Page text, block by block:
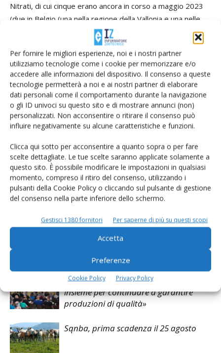
Per fornire le migliori esperienze, noi e i nostri partner
utilizziamo tecnologie come i cookie per memorizzare e/o
accedere alle informazioni del dispositivo. Il consenso a queste
tecnologie permetterà a noi e ai nostri partner di elaborare
dati personali come il comportamento durante la navigazione
o gli ID univoci su questo sito e di mostrare annunci (non)
personalizzati. Non acconsentire o ritirare il consenso può
influire negativamente su alcune caratteristiche e funzioni.
Clicca qui sotto per acconsentire a quanto sopra o per fare
scelte dettagliate. Le tue scelte saranno applicate solamente a
questo sito. È possibile modificare le impostazioni in qualsiasi
momento, compreso il ritiro del consenso, utilizzando i
pulsanti della Cookie Policy o cliccando sul pulsante di gestione
del consenso nella parte inferiore dello schermo.
Gestisci 1380 fornitori Per saperne di più su questi scopi
Accetta
Preferenze
Cookie Policy Privacy Policy
Nitrati, di cui cinque erano ancora in corso a maggio 2023
(due in Belgio (una nella regione della Vallonia e una nelle
Fiandre), una in Germania, in Italia e in Spagna). La Corte ha
constatato che occorre molto tempo per risolvere i casi
(più di cinque anni in media e oltre dieci anni in quattro casi
in Belgio, Irlanda e Spagna).
TAG Corte dei Conti europea direttiva
gestione del suolo
nitrati
PAC relazione sostenibile
Facebook Twitter
Direttiva nitrati, Bruxelles conferma il
limite dei 170 kg di azoto
De Franceschi, Arav: «Lavoriamo
insieme per continuare a garantire
produzioni di qualità»
Sqnba, prima scadenza il 25 agosto